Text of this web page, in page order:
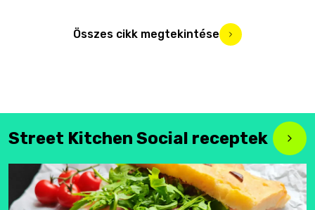
Összes cikk megtekintése
Street Kitchen Social receptek